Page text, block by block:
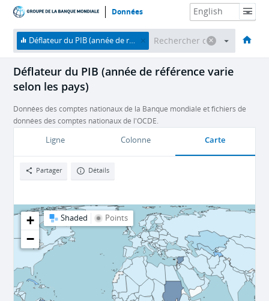
Données
Accueil Économies Thèmes Données et ressources À propos
Déflateur du PIB (année de référence varie selon les pays)
Déflateur du PIB (année de référence varie
selon les pays)
Données des comptes nationaux de la Banque mondiale et fichiers de
données des comptes nationaux de l'OCDE.
Ligne Colonne Carte
Partager Détails
Shaded Points
+
−